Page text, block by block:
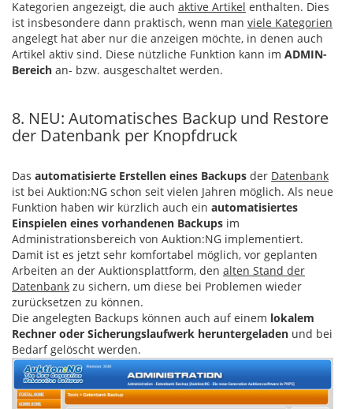
Kategorien angezeigt, die auch aktive Artikel enthalten. Dies
ist insbesondere dann praktisch, wenn man viele Kategorien
angelegt hat aber nur die anzeigen möchte, in denen auch
Artikel aktiv sind. Diese nützliche Funktion kann im ADMIN-
Bereich an- bzw. ausgeschaltet werden.
8. NEU: Automatisches Backup und Restore
der Datenbank per Knopfdruck
Das automatisierte Erstellen eines Backups der Datenbank
ist bei Auktion:NG schon seit vielen Jahren möglich. Als neue
Funktion haben wir kürzlich auch ein automatisiertes
Einspielen eines vorhandenen Backups im
Administrationsbereich von Auktion:NG implementiert.
Damit ist es jetzt sehr komfortabel möglich, vor geplanten
Arbeiten an der Auktionsplattform, den alten Stand der
Datenbank zu sichern, um diese bei Problemen wieder
zurücksetzen zu können.
Die angelegten Backups können auch auf einem lokalem
Rechner oder Sicherungslaufwerk heruntergeladen und bei
Bedarf gelöscht werden.